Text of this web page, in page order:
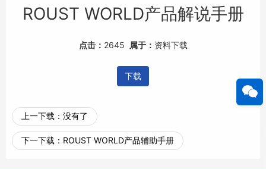
ROUST WORLD产品解说手册
点击： 2645 属于： 资料下载
下载
上一下载： 没有了
下一下载： ROUST WORLD产品辅助手册